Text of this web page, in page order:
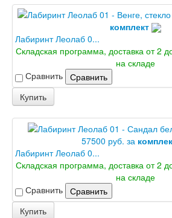
Интекрон Спарта Белая
Интекрон Спарта Грей
Интекрон Термо
Интекрон Тетра
Интекрон Фараон
Интекрон Форте
Двери АСД
Двери Ратибор
Тамбурные двери
Межкомнатные двери
Двери Альберо
Альянс
Вест
Геометрия
Графика
комплект
Лабиринт Леолаб 0...
Складская программа, доставка от 2
на складе
Сравнить Сравнить
Купить
57500 руб. за
Лабиринт Леолаб 0...
Складская программа, доставка от 2
на складе
Сравнить Сравнить
Купить